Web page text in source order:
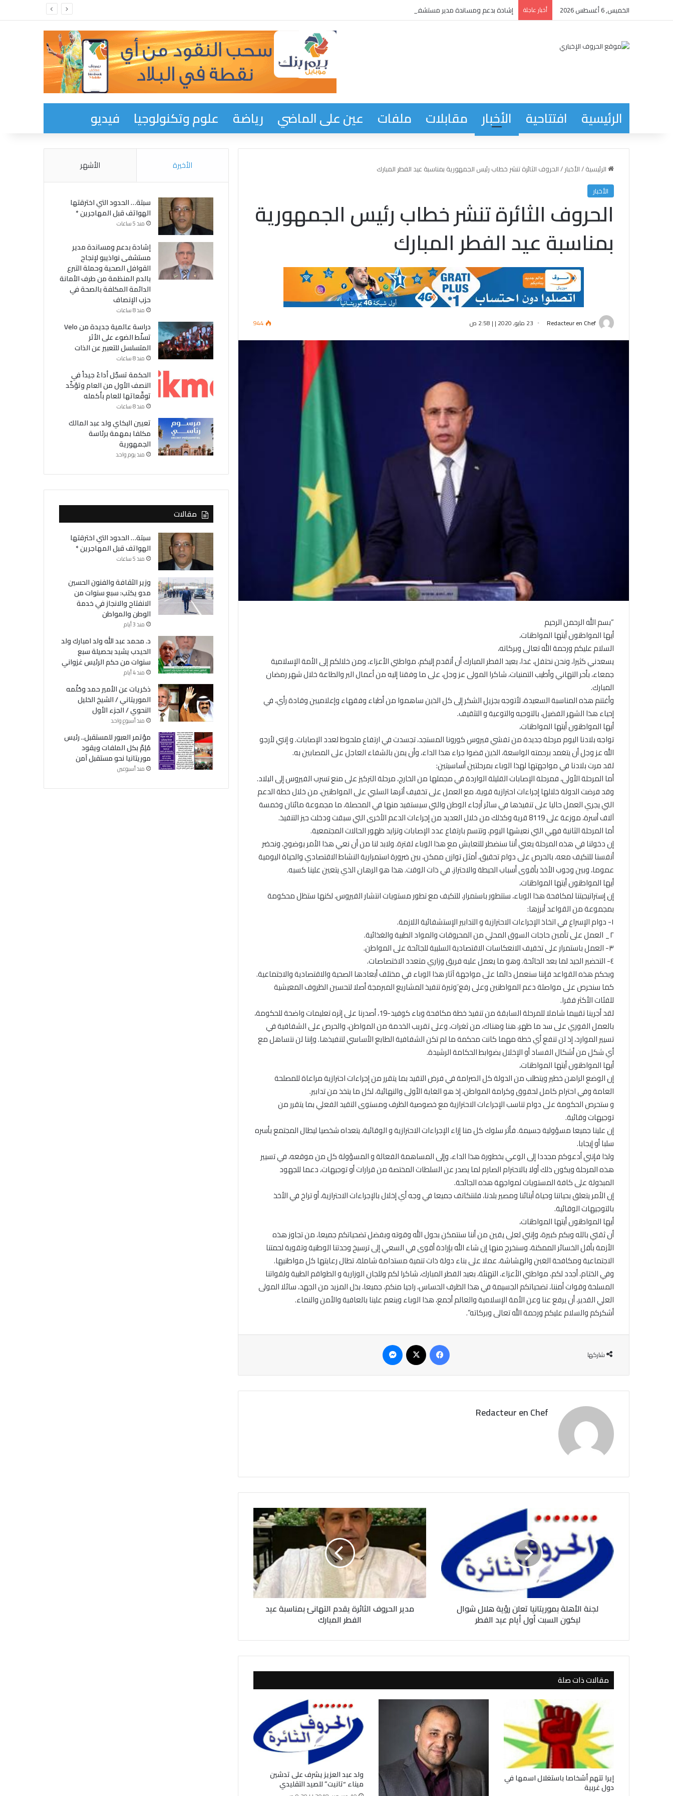
الخميس, 6 أغسطس 2026 أخبار عاجلة إشادة بدعم ومساندة مدير مستشفى نواذيبو لإنجاح القوافل الصحية وحملة التبرع بالدم المنظمة من طرف الأمانة الدائمة المكلفة بالصحة في حزب الإنصاف
الرئيسية افتتاحية الأخبار مقابلات ملفات عين على الماضي رياضة علوم وتكنولوجيا فيديو
الرئيسية/الأخبار/الحروف الثائرة تنشر خطاب رئيس الجمهورية بمناسبة عيد الفطر المبارك
الأخبار
الحروف الثائرة تنشر خطاب رئيس الجمهورية
بمناسبة عيد الفطر المبارك
Redacteur en Chef 23 مايو, 2020 | | 2:58 ص 944
“بسم الله الرحمن الرحيم
أيها المواطنون أيتها المواطنات،
السلام عليكم ورحمة الله تعالى وبركاته،
يسعدني كثيرا، ونحن نحتفل، غدا، بعيد الفطر المبارك أن أتقدم إليكم، مواطني الأعزاء، ومن خلالكم إلى الأمة الإسلامية
جمعاء، بأحر التهاني وأطيب التمنيات، شاكرا المولى عز وجل، على ما وفقنا إليه من أعمال البر والطاعة خلال شهر رمضان
المبارك.
وأغتنم هذه المناسبة السعيدة، لأتوجه بجزيل الشكر إلى كل الذين ساهموا من أطباء وفقهاء وإعلاميين وقادة رأي، في
إحياء هذا الشهر الفضيل، بالتوجيه والتوعية و التثقيف.
أيها المواطنون أيتها المواطنات،
تواجه بلادنا اليوم مرحلة جديدة من تفشي فيروس كورونا المستجد، تجسدت في ارتفاع ملحوظ لعدد الإصابات. و إنني لأرجو
الله عز وجل أن يتغمد برحمته الواسعة، الذين قضوا جراء هذا الداء، وأن يمن بالشفاء العاجل على المصابين به.
لقد مرت بلادنا في مواجهتها لهذا الوباء بمرحلتين أساسيتين:
أما المرحلة الأولى، فمرحلة الإصابات القليلة الواردة في مجملها من الخارج، مرحلة التركيز على منع تسرب الفيروس إلى البلاد.
وقد فرضت الدولة خلالها إجراءات احترازية قوية، مع العمل على تخفيف أثرها السلبي على المواطنين، من خلال خطة الدعم
التي يجري العمل حاليا على تنفيذها في سائر أرجاء الوطن والتي سيستفيد منها في المحصلة، ما مجموعة مائتان وخمسة
آلاف أسرة، موزعة على 8119 قرية وكذلك من خلال العديد من إجراءات الدعم الأخرى التي سبقت ودخلت حيز التنفيذ.
أما المرحلة الثانية فهي التي نعيشها اليوم، وتتسم بارتفاع عدد الإصابات وتزايد ظهور الحالات المجتمعية.
إن دخولنا في هذه المرحلة يعني أننا سنضطر للتعايش مع هذا الوباء لفترة. ولابد لنا من أن نعي هذا الأمر بوضوح، ونحضر
أنفسنا للتكيف معه، بالحرص على دوام تحقيق، أمثل توازن ممكن، بين ضرورة استمرارية النشاط الاقتصادي والحياة اليومية
عموما، وبين وجوب الأخذ بأقوى أسباب الحيطة والاحتراز، في ذات الوقت. هذا هو الرهان الذي يتعين علينا كسبه.
أيها المواطنون أيتها المواطنات،
إن إستراتيجيتنا لمكافحة هذا الوباء، ستتطور باستمرار، للتكيف مع تطور مستويات انتشار الفيروس، لكنها ستظل محكومة
بمجموعة من القواعد أبرزها:
١- دوام الإسراع في اتخاذ الإجراءات الاحترازية و التدابير الإستشفائية اللازمة.
٢_ العمل على تأمين حاجات السوق المحلي من المحروقات والمواد الطبية والغذائية.
٣- العمل باستمرار على تخفيف الانعكاسات الاقتصادية السلبية للجائحة على المواطن.
٤- التحضير الجيد لما بعد الجائحة. وهو ما يعمل عليه فريق وزاري متعدد الاختصاصات.
وبحكم هذه القواعد فإننا سنعمل دائما على مواجهة آثار هذا الوباء في مختلف أبعادها الصحية والاقتصادية والاجتماعية.
كما سنحرص على مواصلة دعم المواطنين وعلى رفع َوتيرة تنفيذ المشاريع المبرمجة أصلا لتحسين الظروف المعيشية
للفئات الأكثر فقرا.
لقد أجرينا تقييما شاملا للمرحلة السابقة من تنفيذ خطة مكافحة وباء كوفيد-19، أصدرنا على إثره تعليمات واضحة للحكومة،
بالعمل الفوري على سد ما ظهر، هنا وهناك، من ثغرات، وعلى تقريب الخدمة من المواطن، والحرص على الشفافية في
تسيير الموارد، إذ لن تنفع أي خطة مهما كانت محكمة ما لم تكن الشفافية الطابع الأساسي لتنفيذها. وإننا لن نتساهل مع
أي شكل من أشكال الفساد أو الإخلال بضوابط الحكامة الرشيدة.
أيها المواطنون أيتها المواطنات،
إن الوضع الراهن خطير ويتطلب من الدولة كل الصرامة في فرض التقيد بما يتقرر من إجراءات احترازية مراعاة للمصلحة
العامة وفي احترام كامل لحقوق وكرامة المواطن، إذ هو الغاية الأولى والنهائية، لكل ما يتخذ من تدابير.
و ستحرص الحكومة على دوام تناسب الإجراءات الاحترازية مع خصوصية الظرف ومستوى التقيد الفعلي بما يتقرر من
توجيهات وقائية.
إن علينا جميعا مسؤولية جسيمة. فأثر سلوك كل منا إزاء الإجراءات الاحترازية و الوقائية، يتعداه شخصيا ليطال المجتمع بأسره
سلبا أو إيجابا.
ولذا فإنني أدعوكم مجددا إلى الوعي بخطورة هذا الداء، وإلى المساهمة الفعالة و المسؤولة كل من موقعه، في تسيير
هذه المرحلة ويكون ذلك أولا بالاحترام الصارم لما يصدر عن السلطات المختصة من قرارات أو توجيهات، دعما للجهود
المبذولة على كافة المستويات لمواجهة هذه الجائحة.
إن الأمر يتعلق بحياتنا وحياة أبنائنا ومصير بلدنا، فلنتكاتف جميعا في وجه أي إخلال بالإجراءات الاحترازية، أو تراخ في الأخذ
بالتوجيهات الوقائية.
أيها المواطنون أيتها المواطنات،
أن ثقتي بالله وبكم كبيرة، وإنني لعلى يقين من أننا سنتمكن بحول الله وقوته وبفضل تضحياتكم جميعا، من تجاوز هذه
الأزمة بأقل الخسائر الممكنة، وسنخرج منها إن شاء الله بإرادة أقوى في السعي إلى ترسيخ وحدتنا الوطنية وتقوية لحمتنا
الاجتماعية ومكافحة الغبن والهشاشة، عملا على بناء دولة ذات تنمية مستدامة شاملة، تطال رعايتها كل مواطنيها.
وفي الختام، أجدد لكم، مواطني الأعزاء، التهنئة، بعيد الفطر المبارك، شاكرا لكم وللجان الوزارية و الطواقم الطبية ولقواتنا
المسلحة وقوات أمننا، تضحياتكم الجسيمة في هذا الظرف الحساس، راجيا منكم، جميعا، بذل المزيد من الجهد، سائلا المولى
العلي القدير، أن يرفع عنا وعن الأمة الإسلامية والعالم أجمع، هذا الوباء وينعم علينا بالعافية والأمن والنماء.
أشكركم والسلام عليكم ورحمة الله تعالى وبركاته”.
شاركها
Redacteur en Chef
ة
ا
و
ي
ت
ن
ل
ؤ
ي
لجنة الأهلة بموريتانيا تعلن رؤية هلال شوال
ليكون السبت أول أيام عيد الفطر
م
د
ا
ل
و
ث
ئ
ر
ي
ق
د
م
ل
ت
ه
ا
ن
مدير الحروف الثائرة يقدم التهانئ بمناسبة عيد
الفطر المبارك
مقالات ذات صلة
إيرا تتهم أشخاصا باستغلال اسمها في
دول غربية
ولد عبد العزيز يشرف على تدشين
ميناء “تانيت” للصيد التقليدي
الأخيرة الأشهر
سبتة… الحدود التي اخترقتها
الهواتف قبل المهاجرين *
منذ 5 ساعات
إشادة بدعم ومساندة مدير
مستشفى نواذيبو لإنجاح
القوافل الصحية وحملة التبرع
بالدم المنظمة من طرف الأمانة
الدائمة المكلفة بالصحة في
حزب الإنصاف
منذ 8 ساعات
دراسة عالمية جديدة من Velo
تسلّط الضوء على الأثر
المتسلسل للتعبير عن الذات
منذ 8 ساعات
الحكمة تسجّل أداءً جيداً في
النصف الأول من العام وتؤكّد
توقّعاتها للعام بأكمله
منذ 8 ساعات
تعيين البكاي ولد عبد المالك
مكلفا بمهمة برئاسة
الجمهورية
منذ يوم واحد
مقالات
سبتة… الحدود التي اخترقتها
الهواتف قبل المهاجرين *
منذ 5 ساعات
وزير الثقافة والفنون الحسين
مدو يكتب: سبع سنوات من
الانفتاح والانجاز في خدمة
الوطن والمواطن
منذ 3 أيام
د. محمد عبد الله ولد امبارك ولد
الحيدب يشيد بحصيلة سبع
سنوات من حكم الرئيس غزواني
منذ 4 أيام
ذكريات عن الأمير حمد وحُلْمه
الموريتاني / الشيخ الخليل
النحوي / الجزء الأول
منذ أسبوع واحد
مؤتمر العبور للمستقبل.. رئيس
مُلِمّ بكل الملفات ويقود
موريتانيا نحو مستقبل آمن
منذ أسبوعين